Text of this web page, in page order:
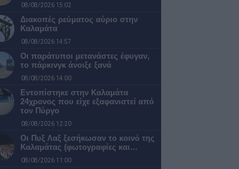
08/08/2026 15:02
Διακοπές ρεύματος αύριο στην
Καλαμάτα
08/08/2026 14:57
Οι παράτυποι μετανάστες έφυγαν,
το πάρκινγκ άνοιξε ξανά
08/08/2026 14:00
Εντοπίστηκε στην Καλαμάτα
24χρονος που είχε εξαφανιστεί από
τον Πύργο
08/08/2026 12:20
Οι Πυξ Λαξ ξεσήκωσαν το κοινό της
Καλαμάτας (φωτογραφίες και…
08/08/2026 11:00